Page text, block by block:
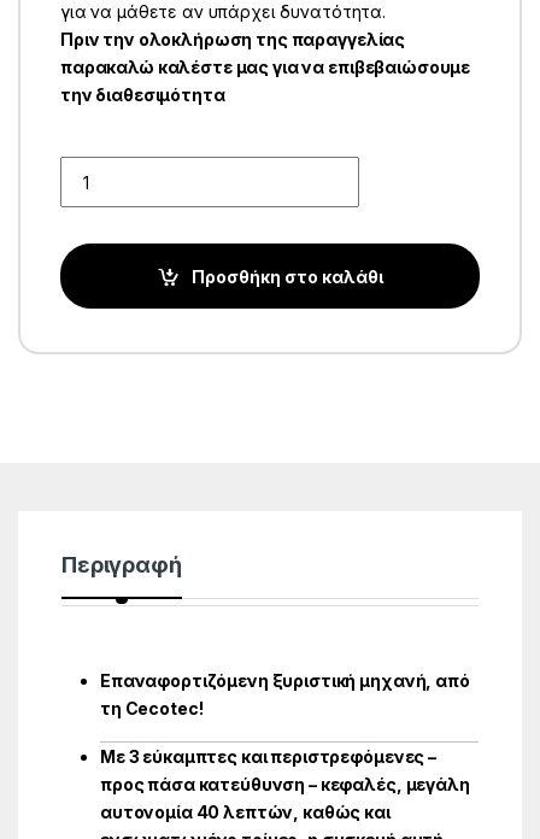
για να μάθετε αν υπάρχει δυνατότητα.
Πριν την ολοκλήρωση της παραγγελίας
παρακαλώ καλέστε μας για να επιβεβαιώσουμε
την διαθεσιμότητα
Προσθήκη στο καλάθι
Περιγραφή
Επαναφορτιζόμενη ξυριστική μηχανή, από
τη Cecotec!
Με 3 εύκαμπτες και περιστρεφόμενες –
προς πάσα κατεύθυνση – κεφαλές, μεγάλη
αυτονομία 40 λεπτών, καθώς και